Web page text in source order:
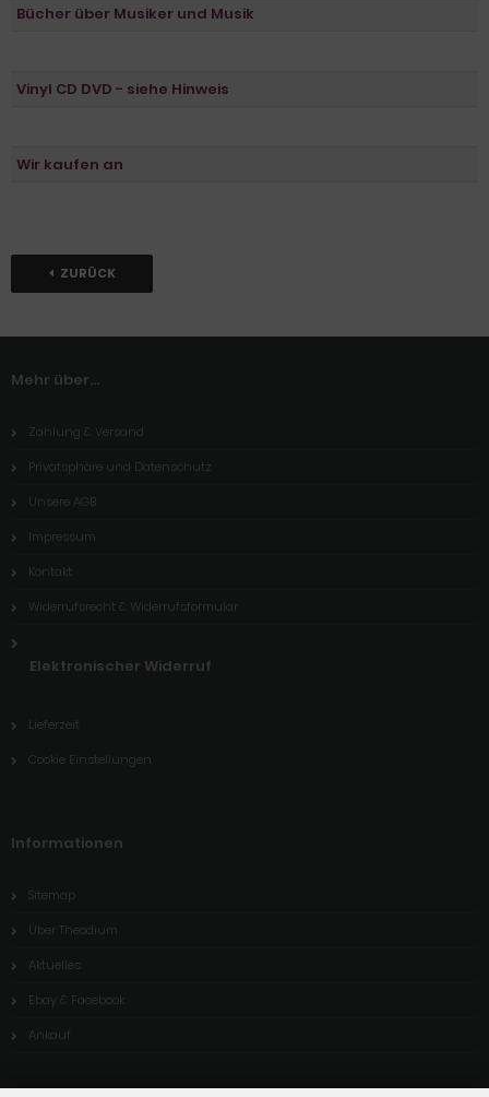
Bücher über Musiker und Musik
Vinyl CD DVD - siehe Hinweis
Wir kaufen an
ZURÜCK
Mehr über...
Zahlung & Versand
Privatsphäre und Datenschutz
Unsere AGB
Impressum
Kontakt
Widerrufsrecht & Widerrufsformular
Elektronischer Widerruf
Lieferzeit
Cookie Einstellungen
Informationen
Sitemap
Über Theodium
Aktuelles
Ebay & Facebook
Ankauf